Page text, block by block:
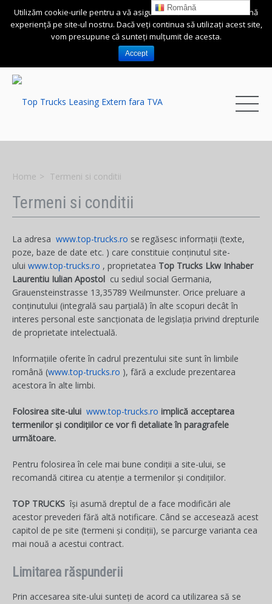
UA-101863517-1
+4 0724 500 717
Română
Home Termeni si conditii
Termeni si conditii
La adresa www.top-trucks.ro se regăsesc informații (texte,
poze, baze de date etc. ) care constituie conținutul site-
ului www.top-trucks.ro , proprietatea Top Trucks Lkw Inhaber
Laurentiu Iulian Apostol cu sediul social Germania,
Grauensteinstrasse 13,35789 Weilmunster. Orice preluare a
conținutului (integrală sau parțială) în alte scopuri decât în
interes personal este sancționata de legislația privind drepturile
de proprietate intelectuală.
Informațiile oferite în cadrul prezentului site sunt în limbile
română (www.top-trucks.ro ), fără a exclude prezentarea
acestora în alte limbi.
Folosirea site-ului www.top-trucks.ro implică acceptarea
termenilor și condițiilor ce vor fi detaliate în paragrafele
următoare.
Pentru folosirea în cele mai bune condiții a site-ului, se
recomandă citirea cu atenție a termenilor și condițiilor.
TOP TRUCKS își asumă dreptul de a face modificări ale
acestor prevederi fără altă notificare. Când se accesează acest
capitol de pe site (termeni și condiții), se parcurge varianta cea
mai nouă a acestui contract.
Limitarea răspunderii
Prin accesarea site-ului sunteți de acord ca utilizarea să se
Română
Utilizăm cookie-urile pentru a vă asigura că vă oferim cea mai bună
experiență pe site-ul nostru. Dacă veți continua să utilizați acest site,
vom presupune că sunteți mulțumit de acesta.
Accept